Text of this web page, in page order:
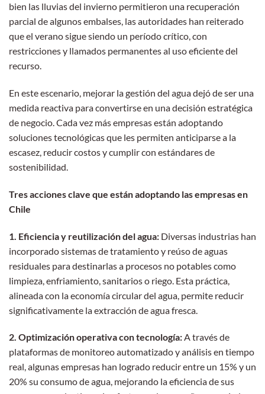
bien las lluvias del invierno permitieron una recuperación
parcial de algunos embalses, las autoridades han reiterado
que el verano sigue siendo un período crítico, con
restricciones y llamados permanentes al uso eficiente del
recurso.
En este escenario, mejorar la gestión del agua dejó de ser una
medida reactiva para convertirse en una decisión estratégica
de negocio. Cada vez más empresas están adoptando
soluciones tecnológicas que les permiten anticiparse a la
escasez, reducir costos y cumplir con estándares de
sostenibilidad.
Tres acciones clave que están adoptando las empresas en
Chile
1. Eficiencia y reutilización del agua: Diversas industrias han
incorporado sistemas de tratamiento y reúso de aguas
residuales para destinarlas a procesos no potables como
limpieza, enfriamiento, sanitarios o riego. Esta práctica,
alineada con la economía circular del agua, permite reducir
significativamente la extracción de agua fresca.
2. Optimización operativa con tecnología:A través de
plataformas de monitoreo automatizado y análisis en tiempo
real, algunas empresas han logrado reducir entre un 15% y un
20% su consumo de agua, mejorando la eficiencia de sus